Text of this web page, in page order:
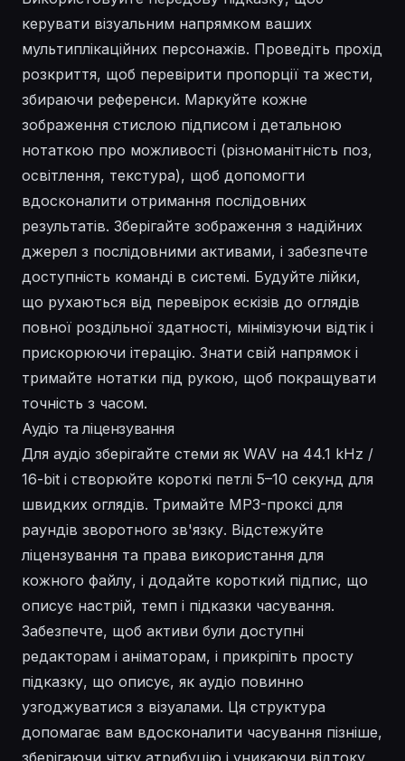
керувати візуальним напрямком ваших
мультиплікаційних персонажів. Проведіть прохід
розкриття, щоб перевірити пропорції та жести,
збираючи референси. Маркуйте кожне
зображення стислою підписом і детальною
нотаткою про можливості (різноманітність поз,
освітлення, текстура), щоб допомогти
вдосконалити отримання послідовних
результатів. Зберігайте зображення з надійних
джерел з послідовними активами, і забезпечте
доступність команді в системі. Будуйте лійки,
що рухаються від перевірок ескізів до оглядів
повної роздільної здатності, мінімізуючи відтік і
прискорюючи ітерацію. Знати свій напрямок і
тримайте нотатки під рукою, щоб покращувати
точність з часом.
Аудіо та ліцензування
Для аудіо зберігайте стеми як WAV на 44.1 kHz /
16-bit і створюйте короткі петлі 5–10 секунд для
швидких оглядів. Тримайте MP3-проксі для
раундів зворотного зв'язку. Відстежуйте
ліцензування та права використання для
кожного файлу, і додайте короткий підпис, що
описує настрій, темп і підказки часування.
Забезпечте, щоб активи були доступні
редакторам і аніматорам, і прикріпіть просту
підказку, що описує, як аудіо повинно
узгоджуватися з візуалами. Ця структура
допомагає вам вдосконалити часування пізніше,
зберігаючи чітку атрибуцію і уникаючи відтоку